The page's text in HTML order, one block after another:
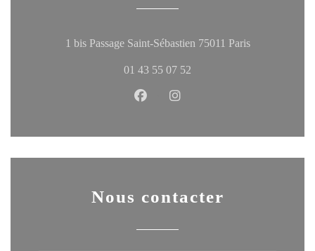
1 bis Passage Saint-Sébastien 75011 Paris((ouvre une
01 43 55 07 52
Facebook ((ouvre une nouvelle
Nous contacter